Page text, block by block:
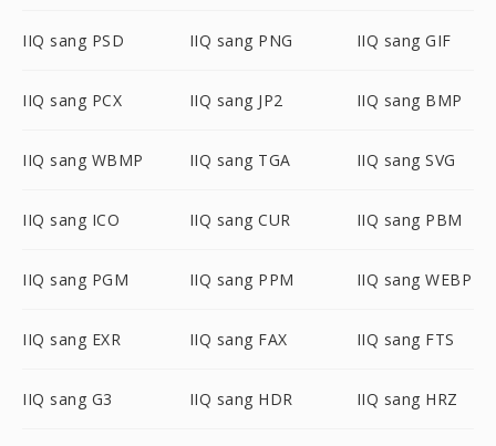
IIQ sang PSD IIQ sang PNG IIQ sang GIF
IIQ sang PCX IIQ sang JP2 IIQ sang BMP
IIQ sang WBMP IIQ sang TGA IIQ sang SVG
IIQ sang ICO IIQ sang CUR IIQ sang PBM
IIQ sang PGM IIQ sang PPM IIQ sang WEBP
IIQ sang EXR IIQ sang FAX IIQ sang FTS
IIQ sang G3 IIQ sang HDR IIQ sang HRZ